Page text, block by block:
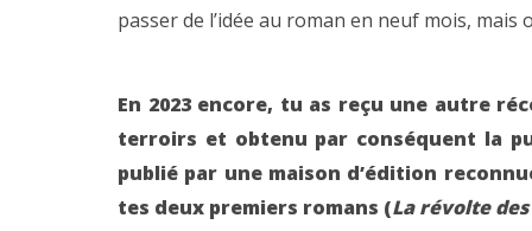
passer de l’idée au roman en neuf mois,
En 2023 encore, tu as reçu une autre
terroirs et obtenu par conséquent la
publié par une maison d’édition
tes deux premiers romans (La révolte